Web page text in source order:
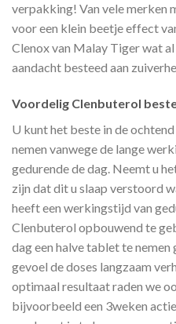
verpakking! Van vele merken
voor een klein beetje effect
Clenox van Malay Tiger wat
aandacht besteed aan
Voordelig Clenbuterol
U kunt het beste in de
nemen vanwege de lange
gedurende de dag. Neemt u
zijn dat dit u slaap verstoord
heeft een werkingstijd van
Clenbuterol opbouwend te
dag een halve tablet te
gevoel de doses langzaam
optimaal resultaat raden we
bijvoorbeeld een 3weken